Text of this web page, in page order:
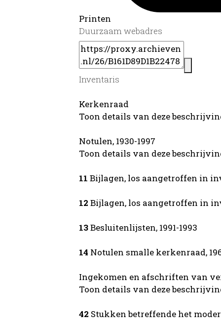
Printen
Duurzaam webadres
Inventaris
Kerkenraad
Toon details van deze
Notulen, 1930-1997
Toon details van deze
11 Bijlagen, los aangetroffen in
12 Bijlagen, los aangetroffen in
13Besluitenlijsten, 1991-1993
14 Notulen smalle kerkenraad,
Ingekomen en afschriften van
Toon details van deze
42 Stukken betreffende het